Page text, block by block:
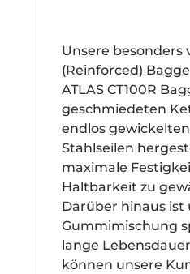
Unsere besonders
(Reinforced)
ATLAS CT100R
geschmiedeten
endlos
Stahlseilen
maximale
Haltbarkeit zu
Darüber hinaus ist
Gummimischung
lange
können unsere